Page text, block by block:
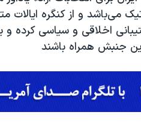
می‌باشد و از کنگره
اخلاقی و سیاسی کرده و
این جنبش همراه باشند